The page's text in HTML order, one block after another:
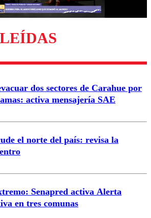
Enviar comentario
dos sectores de Carahue por
activa mensajería SAE
el norte del país: revisa la
Senapred activa Alerta
en tres comunas